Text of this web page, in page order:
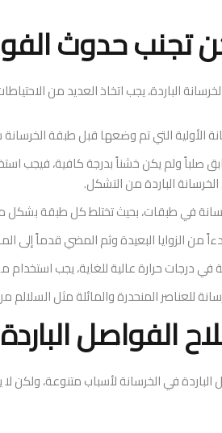
حدوث
الباردة، يجب اتخاذ العديد من
الأولية التي تم وضعها قبل طبقة
صلباً ولم يكن خشناً بدرجة كافية، فيجب
الباردة من التشكل.
في طبقات، بحيث تختلط كل طبقة بشكل
من الزوايا البعيدة وثم المضي قدماً إلى
في درجات حرارة عالية للغاية، يجب استخدام
للعناصر المنحدرة والمائلة مثل
الفواصل
في الخرسانة لأسباب متنوعة، ولكن